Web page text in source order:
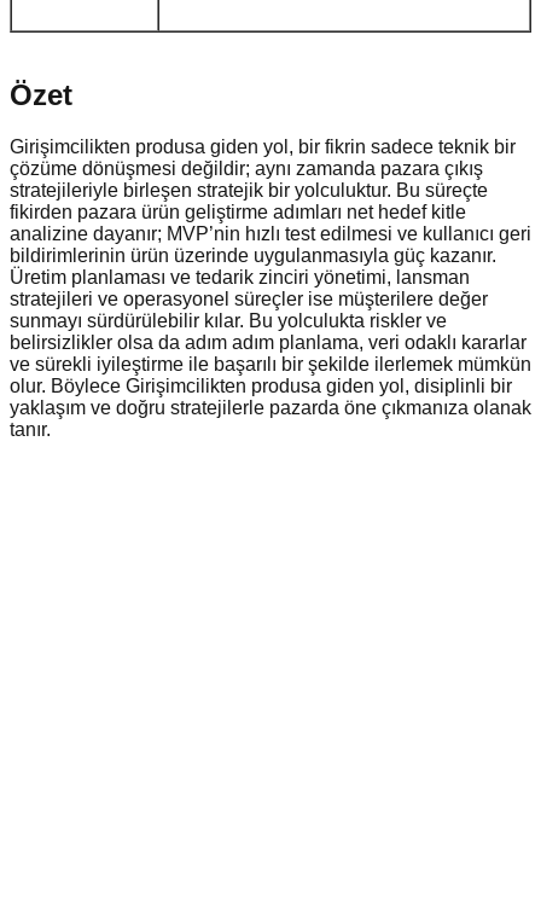
Özet
Girişimcilikten produsa giden yol, bir fikrin sadece teknik bir
çözüme dönüşmesi değildir; aynı zamanda pazara çıkış
stratejileriyle birleşen stratejik bir yolculuktur. Bu süreçte
fikirden pazara ürün geliştirme adımları net hedef kitle
analizine dayanır; MVP’nin hızlı test edilmesi ve kullanıcı geri
bildirimlerinin ürün üzerinde uygulanmasıyla güç kazanır.
Üretim planlaması ve tedarik zinciri yönetimi, lansman
stratejileri ve operasyonel süreçler ise müşterilere değer
sunmayı sürdürülebilir kılar. Bu yolculukta riskler ve
belirsizlikler olsa da adım adım planlama, veri odaklı kararlar
ve sürekli iyileştirme ile başarılı bir şekilde ilerlemek mümkün
olur. Böylece Girişimcilikten produsa giden yol, disiplinli bir
yaklaşım ve doğru stratejilerle pazarda öne çıkmanıza olanak
tanır.